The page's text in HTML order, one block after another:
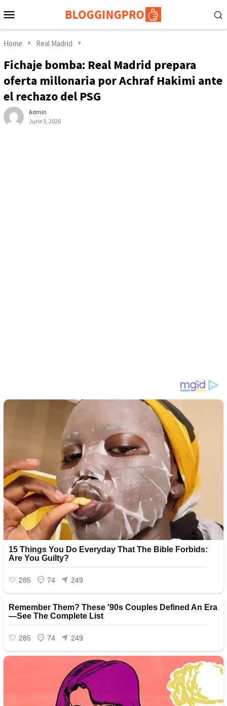
to
Menu
Home Real Madrid
Fichaje bomba: Real Madrid prepara
oferta millonaria por Achraf Hakimi ante
el rechazo del PSG
Admin
June 3, 2026